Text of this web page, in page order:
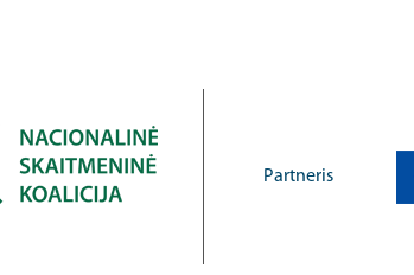
Partneris